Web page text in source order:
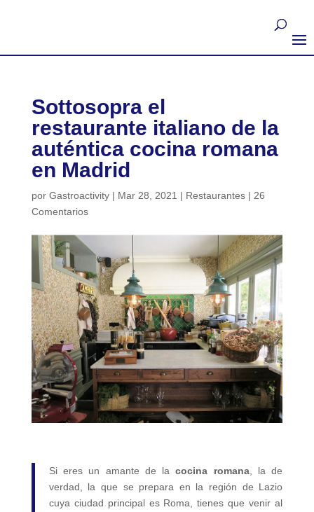
Sottosopra el
restaurante italiano de la
auténtica cocina romana
en Madrid
por Gastroactivity| Mar 28, 2021 | Restaurantes| 26
Comentarios
Si eres un amante de lacocina romana, la de
verdad, la que se prepara en la región de Lazio
cuya ciudad principal es Roma, tienes que venir al